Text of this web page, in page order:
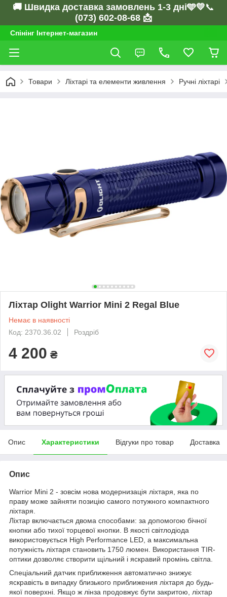
🚚 Швидка доставка замовлень 1-3 дні🩵💛📞
(073) 602-08-68 📩
Спінінг Інтернет-магазин
Товари Ліхтарі та елементи живлення Ручні ліхтарі
Ліхтар Olight Warrior Mini 2 Regal Blue
Немає в наявності
Код: 2370.36.02
Роздріб
4 200 ₴
Опис Характеристики Відгуки про товар Доставка
Опис
Warrior Mini 2 - зовсім нова модернизація ліхтаря, яка по
праву може зайняти позицію самого потужного компактного
ліхтаря.
Ліхтар включається двома способами: за допомогою бічної
кнопки або тихої торцевої кнопки. В якості світлодіода
використовується High Performance LED, а максимальна
потужність ліхтаря становить 1750 люмен. Використання TIR-
оптики дозволяє створити щільний і яскравий промінь світла.
Спеціальний датчик приближення автоматично знижує
яскравість в випадку близького приближения ліхтаря до будь-
якої поверхні. Якщо ж лінза продовжує бути закритою, ліхтар